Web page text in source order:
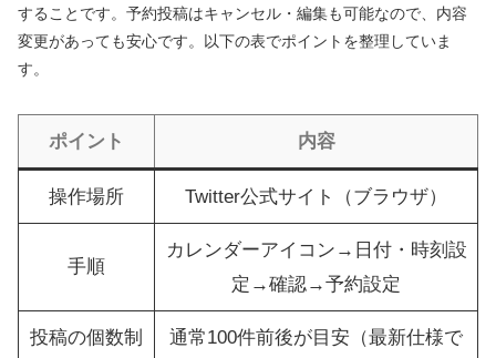
することです。予約投稿はキャンセル・編集も可能なので、内容
変更があっても安心です。以下の表でポイントを整理していま
す。
ポイント 内容
操作場所 Twitter公式サイト（ブラウザ）
手順
カレンダーアイコン→日付・時刻設
定→確認→予約設定
投稿の個数制
通常100件前後が目安（最新仕様で